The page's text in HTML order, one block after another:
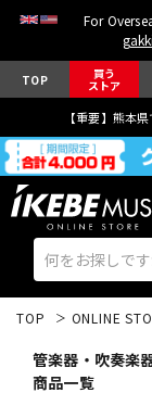
For
TOP 買う
ストア
【重要】熊本
TOP ONLINE
管楽器・吹奏楽
商品一覧